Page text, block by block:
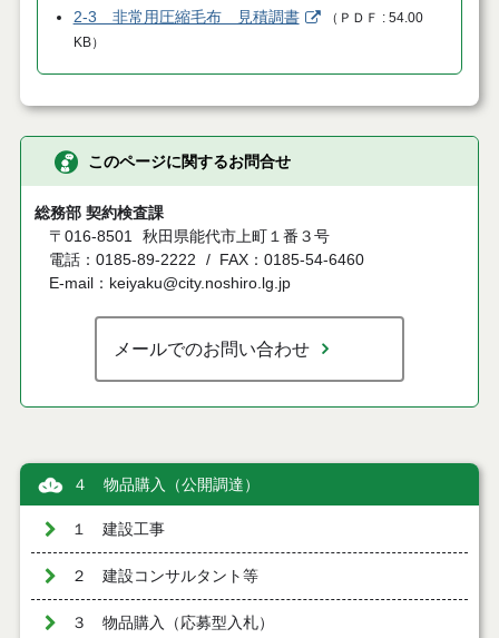
2-3 非常用圧縮毛布 見積調書 （ ＰＤＦ
54.00
KB）
このページに関するお問合せ
総務部 契約検査課
〒016-8501 秋田県能代市上町１番３号
電話：0185-89-2222
FAX：0185-54-6460
E-mail：keiyaku@city.noshiro.lg.jp
メールでのお問い合わせ
４ 物品購入（公開調達）
１ 建設工事
２ 建設コンサルタント等
３ 物品購入（応募型入札）